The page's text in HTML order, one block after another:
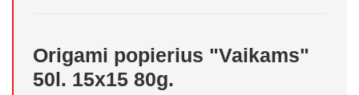
Origami popierius "Vaikams"
50l. 15x15 80g.